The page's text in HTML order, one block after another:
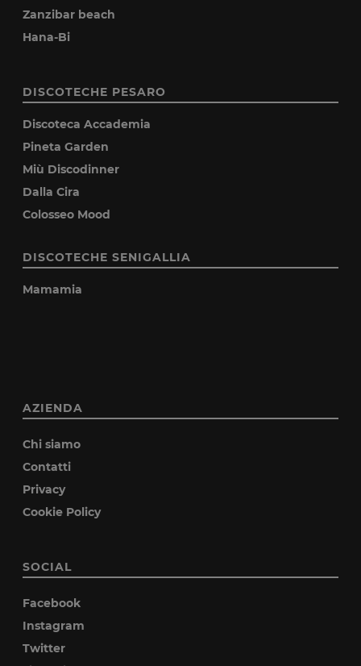
Zanzibar beach
Hana-Bi
DISCOTECHE PESARO
Discoteca Accademia
Pineta Garden
Miù Discodinner
Dalla Cira
Colosseo Mood
DISCOTECHE SENIGALLIA
Mamamia
AZIENDA
Chi siamo
Contatti
Privacy
Cookie Policy
SOCIAL
Facebook
Instagram
Twitter